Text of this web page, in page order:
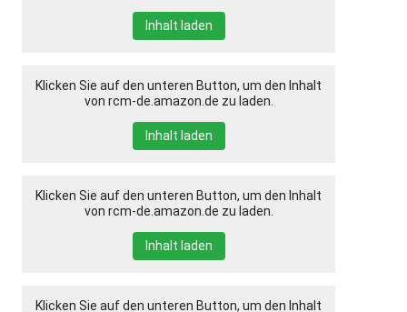
Inhalt laden
Klicken Sie auf den unteren Button, um den Inhalt
von rcm-de.amazon.de zu laden.
Inhalt laden
Klicken Sie auf den unteren Button, um den Inhalt
von rcm-de.amazon.de zu laden.
Inhalt laden
Klicken Sie auf den unteren Button, um den Inhalt